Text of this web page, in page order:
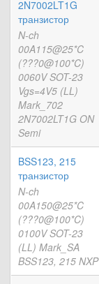
2N7002LT1G
транзистор
N-ch
00A115@25*C
(???0@100*C)
0060V SOT-23
Vgs=4V5 (LL)
Mark_702
2N7002LT1G ON
Semi
BSS123, 215
транзистор
N-ch
00A150@25*C
(???0@100*C)
0100V SOT-23
(LL) Mark_SA
BSS123, 215 NXP